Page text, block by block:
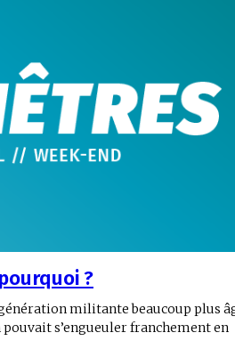
?
militante beaucoup plus
pouvait s’engueuler franchement en